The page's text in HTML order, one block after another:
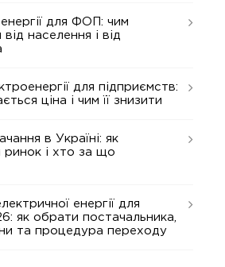
для ФОП: чим
від населення і від
для підприємств:
ціна і чим її знизити
в Україні: як
і хто за що
енергії для
як обрати постачальника,
та процедура переходу